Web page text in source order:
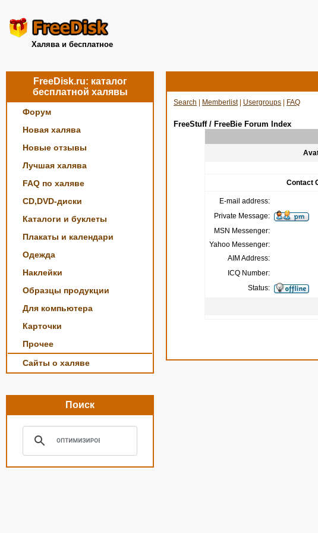
Халява и бесплатное
FreeDisk.ru: каталог
бесплатной халявы
Форум
Новая халява
Новые отзывы
Лучшая халява
FAQ по халяве
CD,DVD-диски
Каталоги и буклеты
Плакаты и календари
Одежда
Наклейки
Образцы продукции
Для компьютера
Карточки
Прочее
Сайты о халяве
Поиск
Search Memberlist| Usergroups FAQ
FreeStuff / FreeBie Forum Index
Contact
E-mail address:
Private Message:
MSN Messenger:
Yahoo Messenger:
AIM Address:
ICQ Number:
Status: